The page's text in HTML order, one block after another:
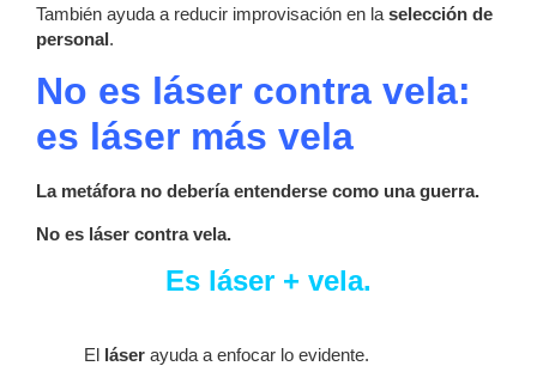
También ayuda a reducir improvisación en la selección de
personal.
No es láser contra vela:
es láser más vela
La metáfora no debería entenderse como una guerra.
No es láser contra vela.
Es láser + vela.
El láser ayuda a enfocar lo evidente.